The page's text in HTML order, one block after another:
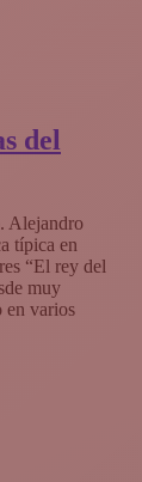
del
Alejandro
típica en
“El rey del
muy
en varios